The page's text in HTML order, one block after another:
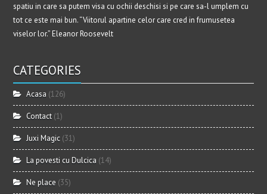
spatiu in care sa putem visa cu ochii deschisi si pe care sa-l umplem cu
tot ce este mai bun. “Viitorul apartine celor care cred in frumusetea
viselor lor.” Eleanor Roosevelt
CATEGORIES
Acasa (126)
Contact (1)
Juxi Magic (31)
La povesti cu Dulcica (14)
Ne place (35)